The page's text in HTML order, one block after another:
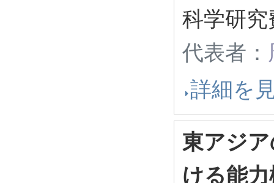
科学研
代表者：
詳細を
東アジ
ける能